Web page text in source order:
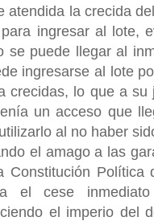
atendida la crecida
ingresar al lote,
se puede llegar al
ingresarse al lote
crecidas, lo que a
un acceso que
al no haber
el amago a las
Constitución Política
el cese
el imperio del